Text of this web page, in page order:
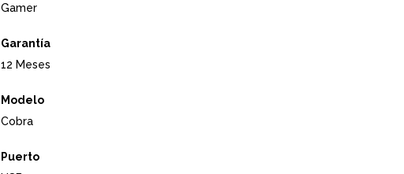
Gamer
Garantía
12 Meses
Modelo
Cobra
Puerto